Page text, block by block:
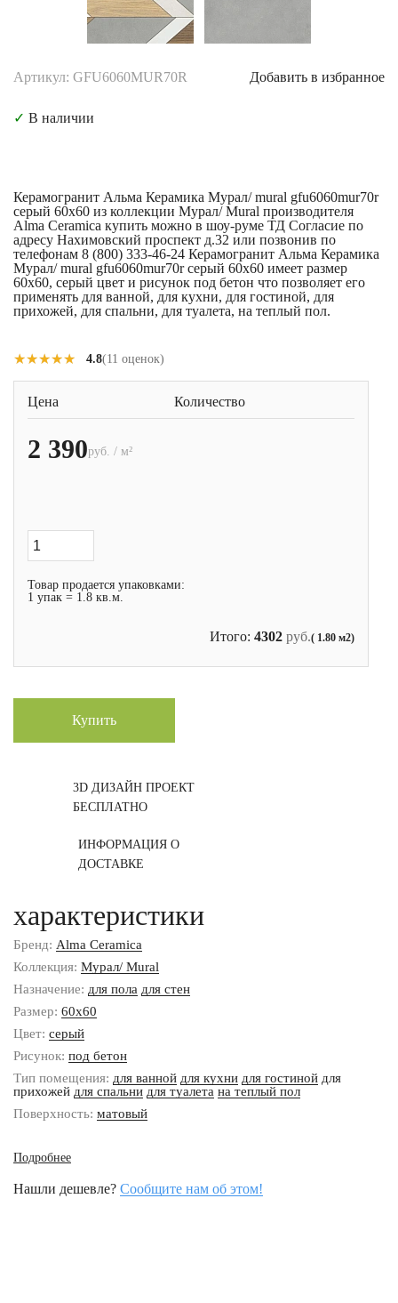
Артикул: GFU6060MUR70R Добавить в избранное
✓ В наличии
Керамогранит Альма Керамика Мурал/ mural gfu6060mur70r
серый 60x60 из коллекции Мурал/ Mural производителя
Alma Ceramica купить можно в шоу-руме ТД Согласие по
адресу Нахимовский проспект д.32 или позвонив по
телефонам 8 (800) 333-46-24 Керамогранит Альма Керамика
Мурал/ mural gfu6060mur70r серый 60x60 имеет размер
60x60, серый цвет и рисунок под бетон что позволяет его
применять для ванной, для кухни, для гостиной, для
прихожей, для спальни, для туалета, на теплый пол.
★★★★★
★★★★★ 4.8(11 оценок)
Цена Количество
2 390руб. / м²
Товар продается упаковками:
1 упак = 1.8 кв.м.
Итого: 4302 руб.( 1.80 м2)
Купить
3D ДИЗАЙН ПРОЕКТ
БЕСПЛАТНО
ИНФОРМАЦИЯ О
ДОСТАВКЕ
характеристики
Бренд: Alma Ceramica
Коллекция: Мурал/ Mural
Назначение: для пола для стен
Размер: 60x60
Цвет: серый
Рисунок: под бетон
Тип помещения: для ванной для кухни для гостиной для
прихожей для спальни для туалета на теплый пол
Поверхность: матовый
Подробнее
Нашли дешевле? Сообщите нам об этом!